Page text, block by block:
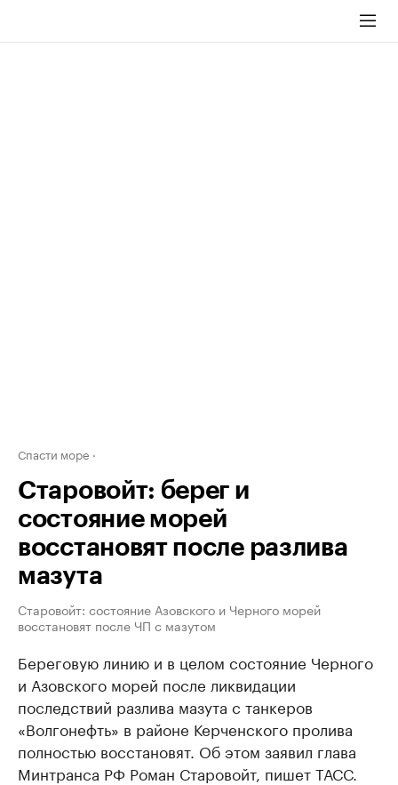
Спасти море
Старовойт: берег и
состояние морей
восстановят после разлива
мазута
Старовойт: состояние Азовского и Черного морей
восстановят после ЧП с мазутом
Береговую линию и в целом состояние Черного
и Азовского морей после ликвидации
последствий разлива мазута с танкеров
«Волгонефть» в районе Керченского пролива
полностью восстановят. Об этом заявил глава
Минтранса РФ Роман Старовойт, пишет ТАСС.